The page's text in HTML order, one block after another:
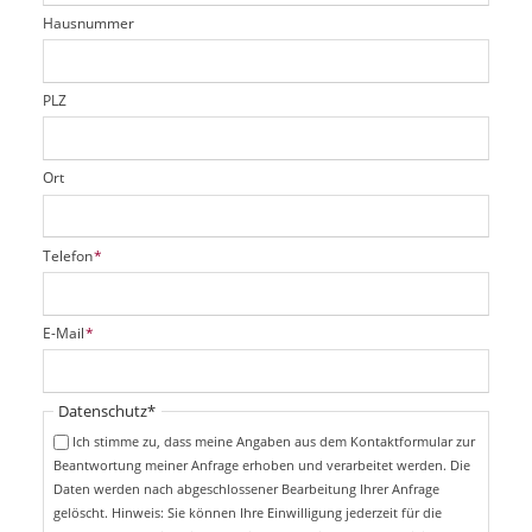
r
df
e
d
Hausnummer
PLZ
Ort
P
f
i
c
t
f
Telefon*
P
f
i
E-Mail*
Pflichtfeld
Datenschutz*
Ich stimme zu, dass meine Angaben aus dem Kontaktformular zur
Beantwortung meiner Anfrage erhoben und verarbeitet werden. Die
Daten werden nach abgeschlossener Bearbeitung Ihrer Anfrage
gelöscht. Hinweis: Sie können Ihre Einwilligung jederzeit für die